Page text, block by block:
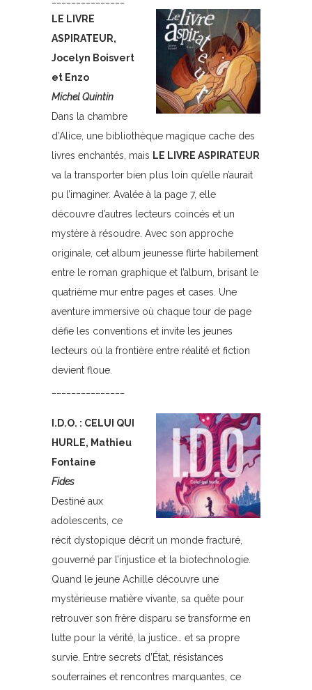
LE LIVRE
ASPIRATEUR,
Jocelyn Boisvert
et Enzo
Michel Quintin
Dans la chambre
d’Alice, une bibliothèque magique cache des
livres enchantés, mais LE LIVRE ASPIRATEUR
va la transporter bien plus loin qu’elle n’aurait
pu l’imaginer. Avalée à la page 7, elle
découvre d’autres lecteurs coincés et un
mystère à résoudre. Avec son approche
originale, cet album jeunesse flirte habilement
entre le roman graphique et l’album, brisant le
quatrième mur entre pages et cases. Une
aventure immersive où chaque tour de page
défie les conventions et invite les jeunes
lecteurs où la frontière entre réalité et fiction
devient floue.
I.D.O. : CELUI QUI
HURLE, Mathieu
Fontaine
Fides
Destiné aux
adolescents, ce
récit dystopique décrit un monde fracturé,
gouverné par l’injustice et la biotechnologie.
Quand le jeune Achille découvre une
mystérieuse matière vivante, sa quête pour
retrouver son frère disparu se transforme en
lutte pour la vérité, la justice… et sa propre
survie. Entre secrets d’État, résistances
souterraines et rencontres marquantes, ce